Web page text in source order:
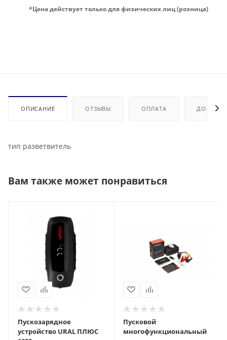
*Цена действует только для физических лиц (розница)
ОПИСАНИЕ ОТЗЫВЫ ОПЛАТА
тип разветвитель
Вам также может понравиться
Пускозарядное
устройство URAL ПЛЮС
Пусковой
многофункциональный